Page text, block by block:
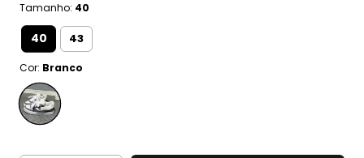
Tamanho: 40
40 43
Cor: Branco